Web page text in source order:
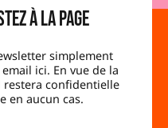
à la page
simplement
ici. En vue de la
restera confidentielle
en aucun cas.